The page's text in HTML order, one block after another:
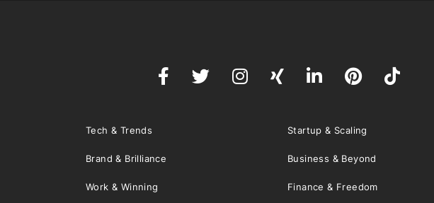
Tech & Trends Startup & Scaling
Brand & Brilliance Business & Beyond
Work & Winning Finance & Freedom